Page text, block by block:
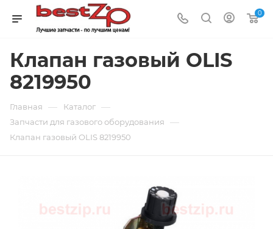
0
Клапан газовый OLIS
8219950
Главная — Каталог —
Запчасти для газового оборудования —
Клапан газовый OLIS 8219950